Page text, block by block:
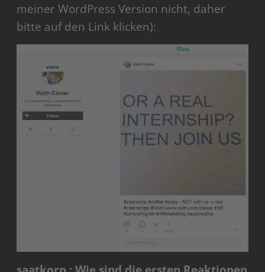
meiner WordPress Version nicht, daher
bitte auf den Link klicken):